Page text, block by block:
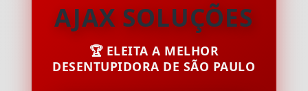
AJAX SOLUÇÕES
🏆 ELEITA A MELHOR
DESENTUPIDORA DE SÃO PAULO